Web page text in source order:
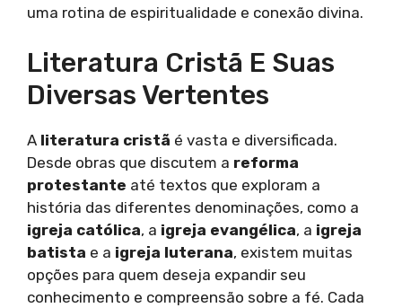
uma rotina de espiritualidade e conexão divina.
Literatura Cristã E Suas
Diversas Vertentes
A literatura cristã é vasta e diversificada.
Desde obras que discutem a reforma
protestante até textos que exploram a
história das diferentes denominações, como a
igreja católica, a igreja evangélica, a igreja
batista e a igreja luterana, existem muitas
opções para quem deseja expandir seu
conhecimento e compreensão sobre a fé. Cada